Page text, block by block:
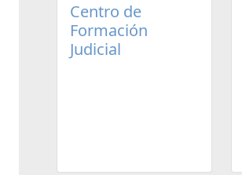
Centro de
Formación
Judicial